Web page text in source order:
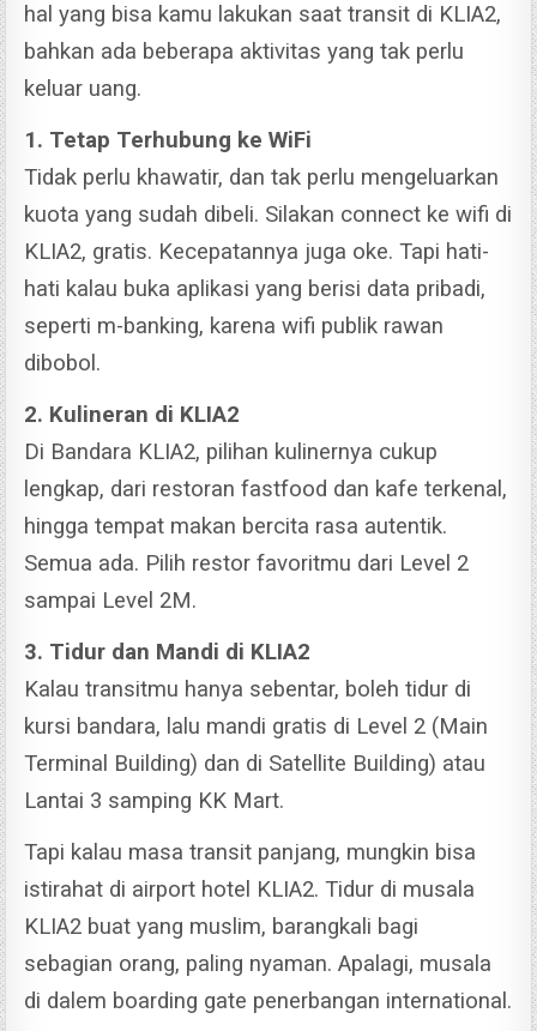
hal yang bisa kamu lakukan saat transit di KLIA2,
bahkan ada beberapa aktivitas yang tak perlu
keluar uang.
1. Tetap Terhubung ke WiFi
Tidak perlu khawatir, dan tak perlu mengeluarkan
kuota yang sudah dibeli. Silakan connect ke wifi di
KLIA2, gratis. Kecepatannya juga oke. Tapi hati-
hati kalau buka aplikasi yang berisi data pribadi,
seperti m-banking, karena wifi publik rawan
dibobol.
2. Kulineran di KLIA2
Di Bandara KLIA2, pilihan kulinernya cukup
lengkap, dari restoran fastfood dan kafe terkenal,
hingga tempat makan bercita rasa autentik.
Semua ada. Pilih restor favoritmu dari Level 2
sampai Level 2M.
3. Tidur dan Mandi di KLIA2
Kalau transitmu hanya sebentar, boleh tidur di
kursi bandara, lalu mandi gratis di Level 2 (Main
Terminal Building) dan di Satellite Building) atau
Lantai 3 samping KK Mart.
Tapi kalau masa transit panjang, mungkin bisa
istirahat di airport hotel KLIA2. Tidur di musala
KLIA2 buat yang muslim, barangkali bagi
sebagian orang, paling nyaman. Apalagi, musala
di dalem boarding gate penerbangan international.